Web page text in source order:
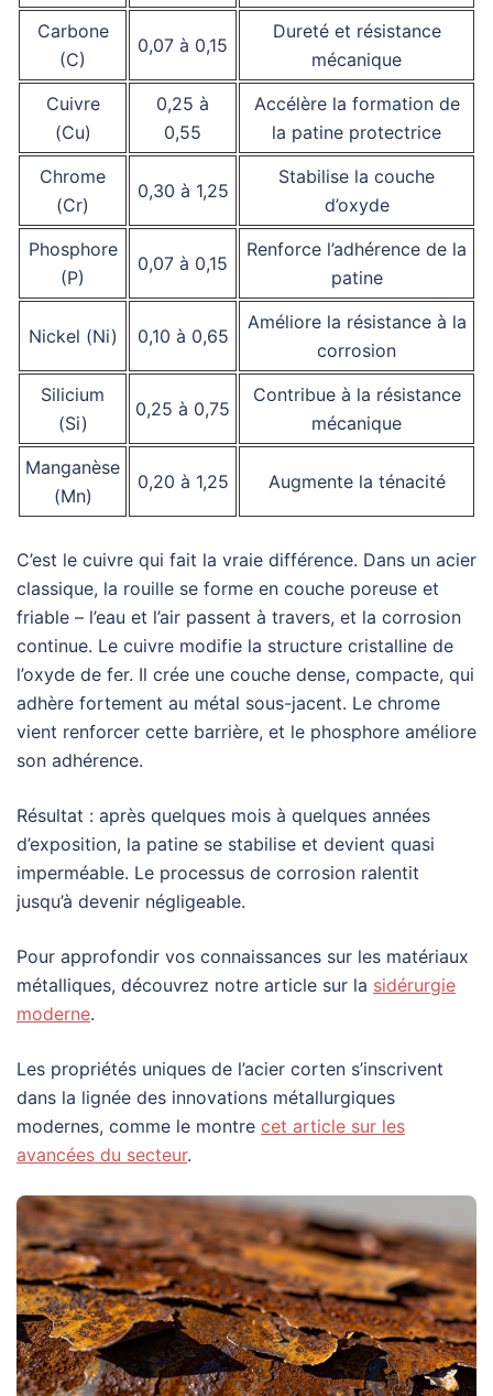
Carbone
(C)
0,07 à 0,15
Dureté et résistance
mécanique
Cuivre
(Cu)
0,25 à
0,55
Accélère la formation de
la patine protectrice
Chrome
(Cr)
0,30 à 1,25
Stabilise la couche
d’oxyde
Phosphore
(P)
0,07 à 0,15
Renforce l’adhérence de la
patine
Nickel (Ni) 0,10 à 0,65
Améliore la résistance à la
corrosion
Silicium
(Si)
0,25 à 0,75
Contribue à la résistance
mécanique
Manganèse
(Mn)
0,20 à 1,25 Augmente la ténacité
C’est le cuivre qui fait la vraie différence. Dans un acier
classique, la rouille se forme en couche poreuse et
friable – l’eau et l’air passent à travers, et la corrosion
continue. Le cuivre modifie la structure cristalline de
l’oxyde de fer. Il crée une couche dense, compacte, qui
adhère fortement au métal sous-jacent. Le chrome
vient renforcer cette barrière, et le phosphore améliore
son adhérence.
Résultat : après quelques mois à quelques années
d’exposition, la patine se stabilise et devient quasi
imperméable. Le processus de corrosion ralentit
jusqu’à devenir négligeable.
Pour approfondir vos connaissances sur les matériaux
métalliques, découvrez notre article sur la sidérurgie
moderne.
Les propriétés uniques de l’acier corten s’inscrivent
dans la lignée des innovations métallurgiques
modernes, comme le montre cet article sur les
avancées du secteur.